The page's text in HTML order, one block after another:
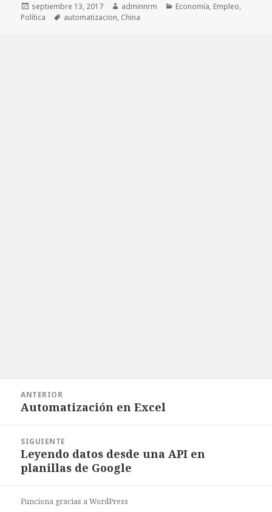
Publicado
el
septiembre 13, 2017 Autor
adminnrm Categorías
Economía, Empleo,
Política
Etiquetas
automatizacion, China
entradas
ANTERIOR
Entrada
Automatización en Excel
SIGUIENTE
Entrada
siguiente:
Leyendo datos desde una API en
planillas de Google
Funciona gracias a WordPress